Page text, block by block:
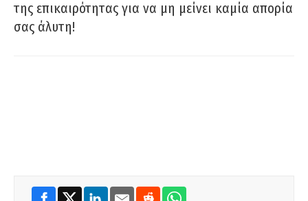
της επικαιρότητας για να μη μείνει καμία απορία
σας άλυτη!